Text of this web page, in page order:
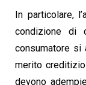
In particolare,
condizione di
consumatore si
merito
devono